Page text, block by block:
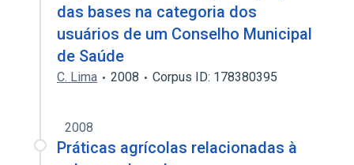
das bases na categoria dos
usuários de um Conselho Municipal
de Saúde
C. Lima 2008 Corpus ID: 178380395
2008
Práticas agrícolas relacionadas à